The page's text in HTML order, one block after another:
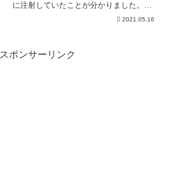
に注射していたことが分かりました。
浦添市・松本哲治市長：「ご迷惑をお掛
けしました。そしてご心配をお掛けしま
2021.05.16
スポンサーリンク